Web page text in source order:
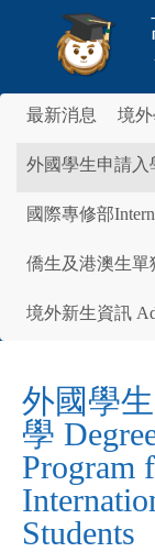
最新消息 境外
外國學生申請入
國際專修部
僑生及港澳生單
境外新生資訊
外國學
學
Program
Students